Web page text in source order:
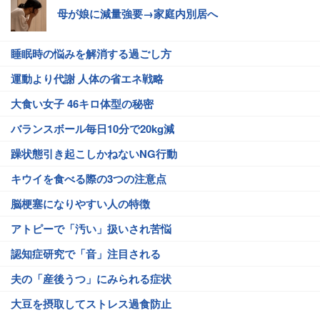
母が娘に減量強要→家庭内別居へ
睡眠時の悩みを解消する過ごし方
運動より代謝 人体の省エネ戦略
大食い女子 46キロ体型の秘密
バランスボール毎日10分で20kg減
躁状態引き起こしかねないNG行動
キウイを食べる際の3つの注意点
脳梗塞になりやすい人の特徴
アトピーで「汚い」扱いされ苦悩
認知症研究で「音」注目される
夫の「産後うつ」にみられる症状
大豆を摂取してストレス過食防止